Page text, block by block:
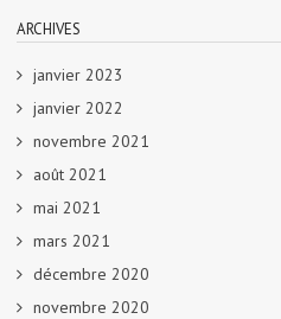
ARCHIVES
janvier 2023
janvier 2022
novembre 2021
août 2021
mai 2021
mars 2021
décembre 2020
novembre 2020